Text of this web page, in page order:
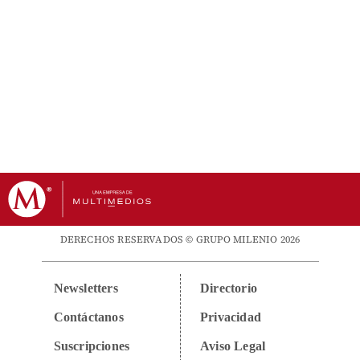
DERECHOS RESERVADOS © GRUPO MILENIO 2026
Newsletters
Contáctanos
Suscripciones
Directorio
Privacidad
Aviso Legal